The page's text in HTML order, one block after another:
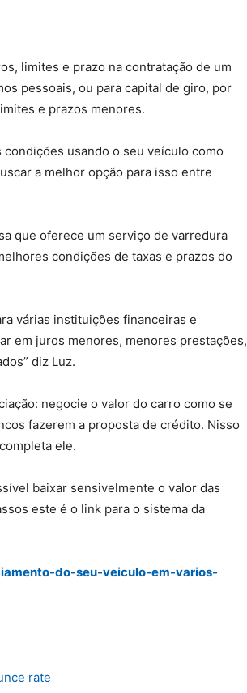
limites e prazo na contratação de um
pessoais, ou para capital de giro, por
e prazos menores.
usando o seu veículo como
a melhor opção para isso entre
que oferece um serviço de varredura
condições de taxas e prazos do
várias instituições financeiras e
em juros menores, menores prestações,
diz Luz.
negocie o valor do carro como se
fazerem a proposta de crédito. Nisso
ele.
baixar sensivelmente o valor das
este é o link para o sistema da
do-seu-veiculo-em-varios-
rate